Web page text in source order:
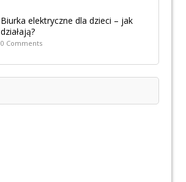
Biurka elektryczne dla dzieci – jak
działają?
0 Comments